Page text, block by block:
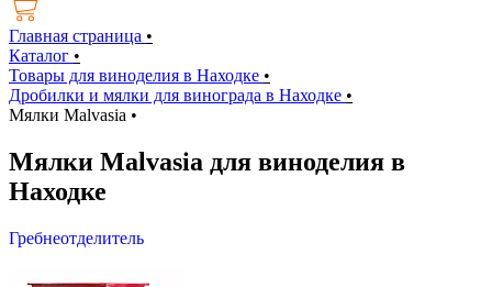
Главная страница •
Каталог •
Товары для виноделия в Находке •
Дробилки и мялки для винограда в Находке •
Мялки Malvasia •
Мялки Malvasia для виноделия в
Находке
Гребнеотделитель